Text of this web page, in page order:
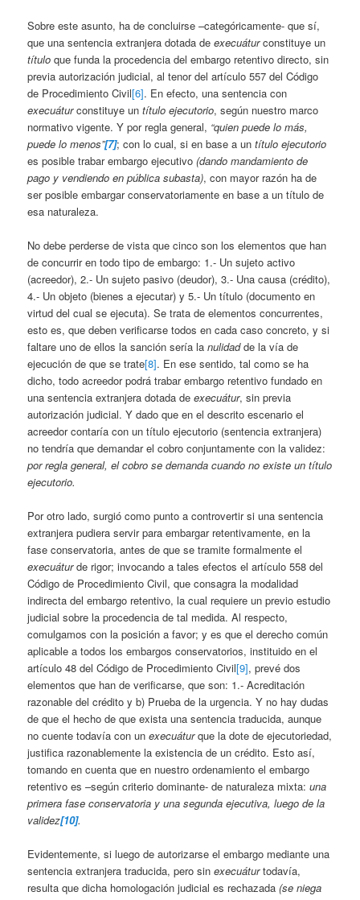
Sobre este asunto, ha de concluirse –categóricamente- que sí,
que una sentencia extranjera dotada deexecuáturconstituye un
título que funda la procedencia del embargo retentivo directo, sin
previa autorización judicial, al tenor del artículo 557 del Código
de Procedimiento Civil[6]. En efecto, una sentencia con
execuáturconstituye untítulo ejecutorio, según nuestro marco
normativo vigente. Y por regla general, “quien puede lo más,
puede lo menos”[7]; con lo cual, si en base a untítulo ejecutorio
es posible trabar embargo ejecutivo(dando mandamiento de
pago y vendiendo en pública subasta), con mayor razón ha de
ser posible embargar conservatoriamente en base a un título de
esa naturaleza.
No debe perderse de vista que cinco son los elementos que han
de concurrir en todo tipo de embargo: 1.- Un sujeto activo
(acreedor), 2.- Un sujeto pasivo (deudor), 3.- Una causa (crédito),
4.- Un objeto (bienes a ejecutar) y 5.- Un título (documento en
virtud del cual se ejecuta). Se trata de elementos concurrentes,
esto es, que deben verificarse todos en cada caso concreto, y si
faltare uno de ellos la sanción sería lanulidadde la vía de
ejecución de que se trate[8]. En ese sentido, tal como se ha
dicho, todo acreedor podrá trabar embargo retentivo fundado en
una sentencia extranjera dotada deexecuátur, sin previa
autorización judicial. Y dado que en el descrito escenario el
acreedor contaría con un título ejecutorio (sentencia extranjera)
no tendría que demandar el cobro conjuntamente con la validez:
por regla general, el cobro se demanda cuando no existe un título
ejecutorio.
Por otro lado, surgió como punto a controvertir si una sentencia
extranjera pudiera servir para embargar retentivamente, en la
fase conservatoria, antes de que se tramite formalmente el
execuáturde rigor; invocando a tales efectos el artículo 558 del
Código de Procedimiento Civil, que consagra la modalidad
indirecta del embargo retentivo, la cual requiere un previo estudio
judicial sobre la procedencia de tal medida. Al respecto,
comulgamos con la posición a favor; y es que el derecho común
aplicable a todos los embargos conservatorios, instituido en el
artículo 48 del Código de Procedimiento Civil[9], prevé dos
elementos que han de verificarse, que son: 1.- Acreditación
razonable del crédito y b) Prueba de la urgencia. Y no hay dudas
de que el hecho de que exista una sentencia traducida, aunque
no cuente todavía con unexecuáturque la dote de ejecutoriedad,
justifica razonablemente la existencia de un crédito. Esto así,
tomando en cuenta que en nuestro ordenamiento el embargo
retentivo es –según criterio dominante- de naturaleza mixta:una
primera fase conservatoria y una segunda ejecutiva, luego de la
validez[10].
Evidentemente, si luego de autorizarse el embargo mediante una
sentencia extranjera traducida, pero sinexecuáturtodavía,
resulta que dicha homologación judicial es rechazada(se niega